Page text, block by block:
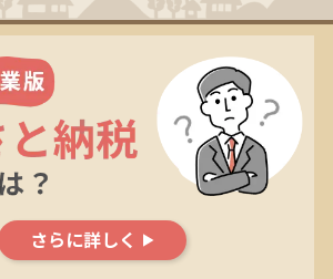
さらに詳しく